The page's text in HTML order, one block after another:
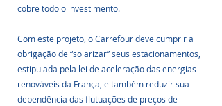
cobre todo o investimento.
Com este projeto, o Carrefour deve cumprir a
obrigação de “solarizar” seus estacionamentos,
estipulada pela lei de aceleração das energias
renováveis da França, e também reduzir sua
dependência das flutuações de preços de